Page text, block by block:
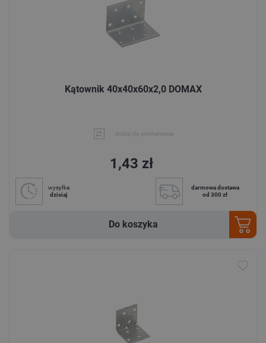
Kątownik 40x40x60x2,0 DOMAX
dodaj do porównania
1,43 zł
wysyłka
dzisiaj
darmowa dostawa
od 300 zł
Do koszyka